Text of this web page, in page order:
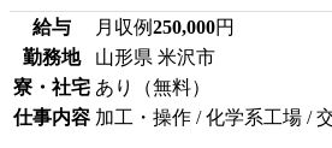
給与 月収例250,000円
勤務地
山形県 米沢市
寮・社宅 あり（無料）
仕事内容 加工・操作 / 化学系工場 /